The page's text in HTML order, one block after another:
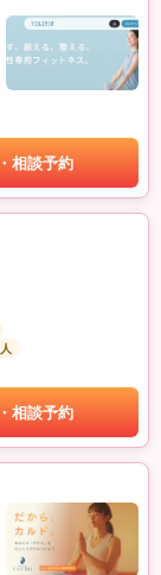
相談予約
相談予約